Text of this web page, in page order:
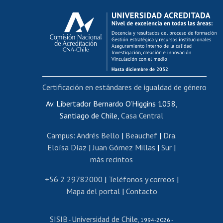
Calificación académica
Postulación al AUCAI
Funcionarias/os
Cursos internos de capacitación
Bienestar del personal
Portal de movilidad interna
Certificado de renta
Certificado de renta honorarios
Editar páginas blancas
Extranjeras/os
Revalidación y reconocimiento de títulos
Postulación al Programa de Movilidad Estudiantil
Cursos de español
Av. Libertador Bernardo O'Higgins 1058,
Santiago de Chile, Casa Central
Campus: Andrés Bello | Beauchef| Dra.
Eloísa Díaz |Juan Gómez Millas | Sur |
más recintos
+56 2 29782000 | Teléfonos y correos |
Mapa del portal| Contacto
SISIB - Universidad de Chile, 1994-2026 -
Certificación en estándares de igualdad de género